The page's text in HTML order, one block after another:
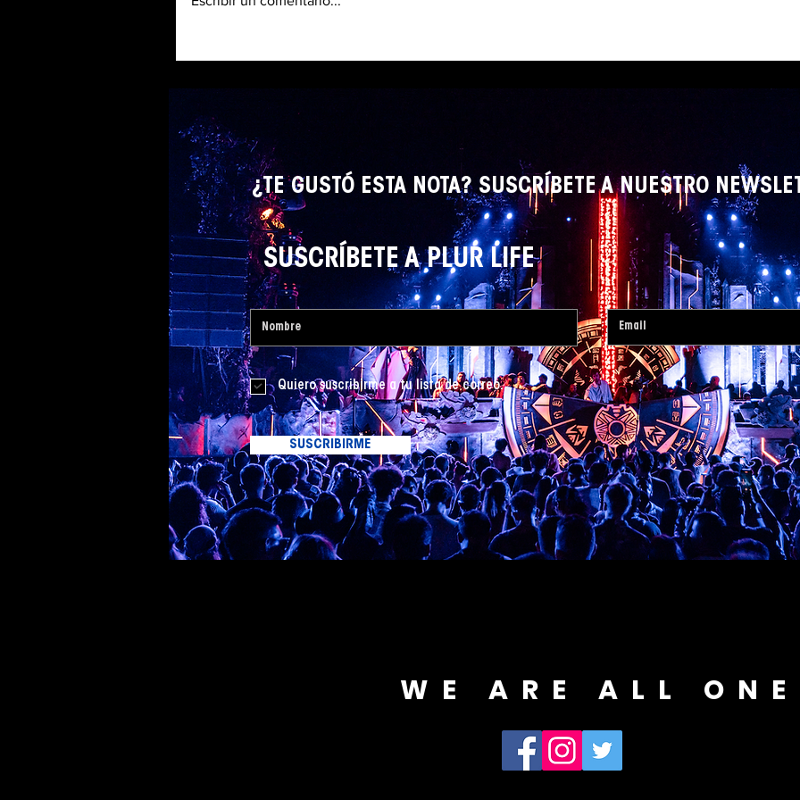
¿TE GUSTÓ ESTA NOTA? SUSCRÍBETE A NUESTRO
SUSCRÍBETE A PLUR LIFE
Quiero suscribirme a tu lista de correo.
SUSCRIBIRME
WE ARE ALL ONE